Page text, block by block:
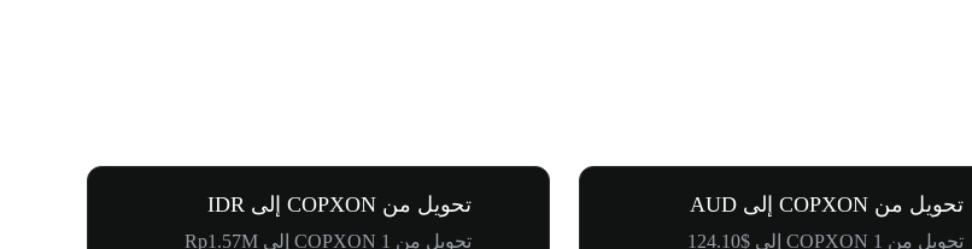
تحويل من COPXON إلى AUD
تحويل من 1 COPXON إلى $124.10
تحويل من COPXON إلى IDR
تحويل من 1 COPXON إلى Rp1.57M